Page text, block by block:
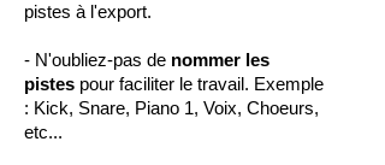
pistes à l'export.
- N'oubliez-pas de nommer les
pistes pour faciliter le travail. Exemple
: Kick, Snare, Piano 1, Voix, Choeurs,
etc...